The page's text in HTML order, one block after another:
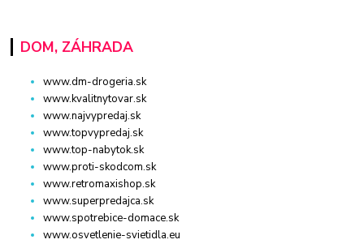
DOM, ZÁHRADA
www.dm-drogeria.sk
www.kvalitnytovar.sk
www.najvypredaj.sk
www.topvypredaj.sk
www.top-nabytok.sk
www.proti-skodcom.sk
www.retromaxishop.sk
www.superpredajca.sk
www.spotrebice-domace.sk
www.osvetlenie-svietidla.eu